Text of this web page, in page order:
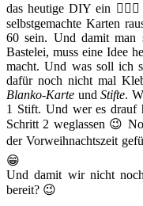
das heutige DIY ein
selbstgemachte Karten
60 sein. Und damit man
Bastelei, muss eine Idee
macht. Und was soll ich
dafür noch nicht mal
Blanko-Karte undStifte.
1 Stift. Und wer es drauf
Schritt 2 weglassen 😉
der Vorweihnachtszeit
😁
Und damit wir nicht
bereit? 😉